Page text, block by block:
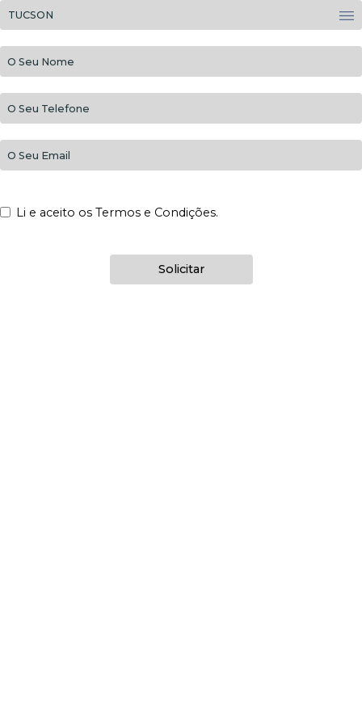
Li e aceito os Termos e Condições.
Solicitar